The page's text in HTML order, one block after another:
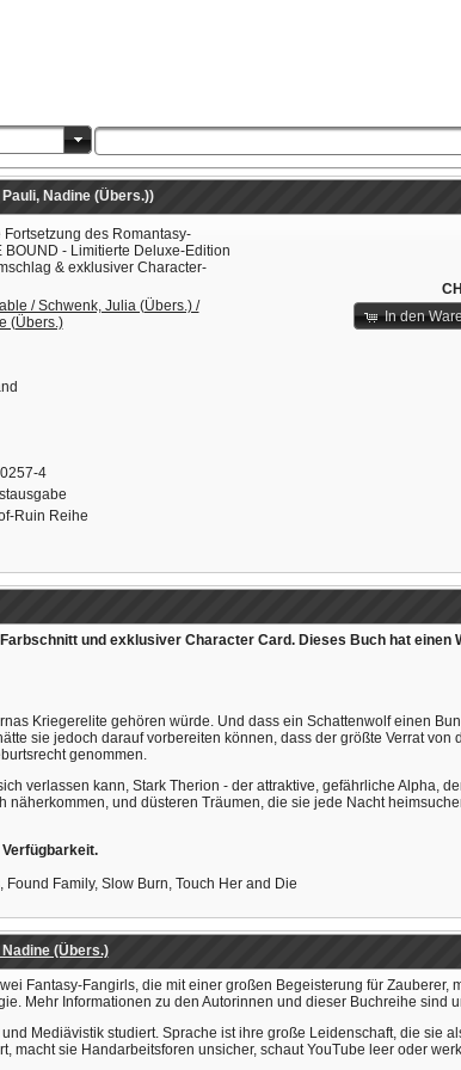
Nadine (Übers.))
Fortsetzung des Romantasy-
BOUND - Limitierte Deluxe-Edition
& exklusiver Character-
/ Schwenk, Julia (Übers.) /
(Übers.)
4
Ruin Reihe
In den
und exklusiver Character Card. Dieses Buch hat einen
Kriegerelite gehören würde. Und dass ein Schattenwolf einen
sie jedoch darauf vorbereiten können, dass der größte Verrat
genommen.
verlassen kann, Stark Therion - der attraktive, gefährliche Alpha,
und düsteren Träumen, die sie jede Nacht
Family, Slow Burn, Touch Her and Die
(Übers.)
Fantasy-Fangirls, die mit einer großen Begeisterung für
Mehr Informationen zu den Autorinnen und dieser Buchreihe sind
Mediävistik studiert. Sprache ist ihre große Leidenschaft, die sie
macht sie Handarbeitsforen unsicher, schaut YouTube leer oder